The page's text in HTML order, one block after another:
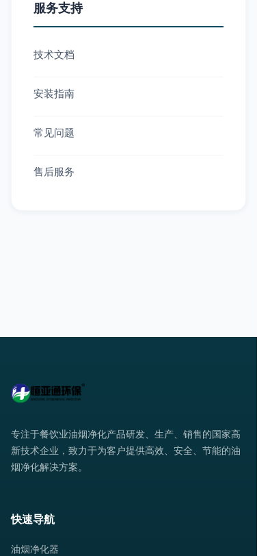
服务支持
技术文档
安装指南
常见问题
售后服务
专注于餐饮业油烟净化产品研发、生产、销售的国家高
新技术企业，致力于为客户提供高效、安全、节能的油
烟净化解决方案。
快速导航
油烟净化器